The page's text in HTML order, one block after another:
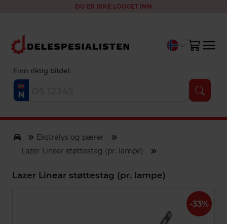
DU ER IKKE LOGGET INN
Finn riktig bildel:
Ekstralys og pærer
Lazer Linear støttestag (pr. lampe)
Lazer Linear støttestag (pr. lampe)
-33%